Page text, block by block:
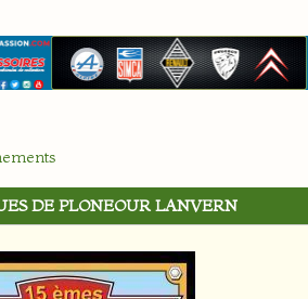
DE PLONEOUR LANVERN